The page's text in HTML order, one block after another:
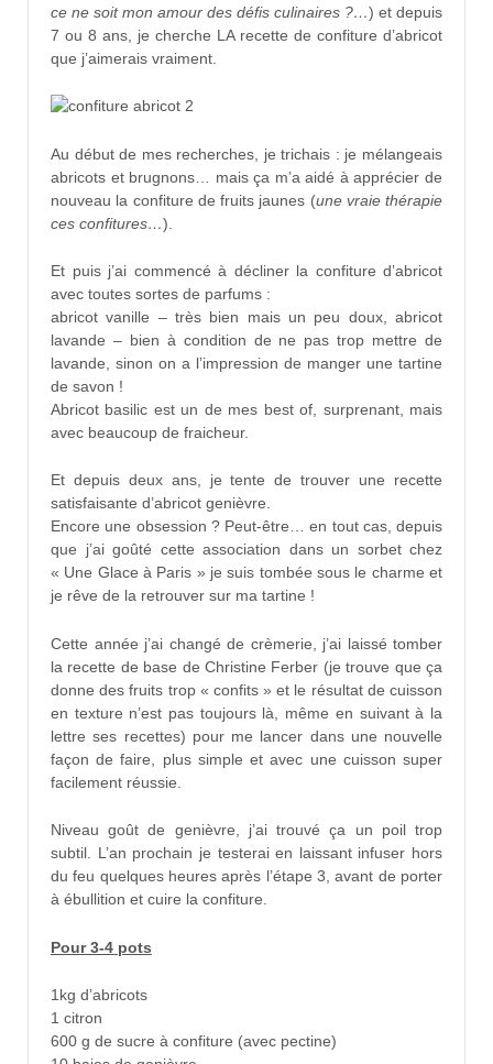
ce ne soit mon amour des défis culinaires ?…) et depuis
7 ou 8 ans, je cherche LA recette de confiture d’abricot
que j’aimerais vraiment.
Au début de mes recherches, je trichais : je mélangeais
abricots et brugnons… mais ça m’a aidé à apprécier de
nouveau la confiture de fruits jaunes (une vraie thérapie
ces confitures…).
Et puis j’ai commencé à décliner la confiture d’abricot
avec toutes sortes de parfums :
abricot vanille – très bien mais un peu doux, abricot
lavande – bien à condition de ne pas trop mettre de
lavande, sinon on a l’impression de manger une tartine
de savon !
Abricot basilic est un de mes best of, surprenant, mais
avec beaucoup de fraicheur.
Et depuis deux ans, je tente de trouver une recette
satisfaisante d’abricot genièvre.
Encore une obsession ? Peut-être… en tout cas, depuis
que j’ai goûté cette association dans un sorbet chez
« Une Glace à Paris » je suis tombée sous le charme et
je rêve de la retrouver sur ma tartine !
Cette année j’ai changé de crèmerie, j’ai laissé tomber
la recette de base de Christine Ferber (je trouve que ça
donne des fruits trop « confits » et le résultat de cuisson
en texture n’est pas toujours là, même en suivant à la
lettre ses recettes) pour me lancer dans une nouvelle
façon de faire, plus simple et avec une cuisson super
facilement réussie.
Niveau goût de genièvre, j’ai trouvé ça un poil trop
subtil. L’an prochain je testerai en laissant infuser hors
du feu quelques heures après l’étape 3, avant de porter
à ébullition et cuire la confiture.
Pour 3-4 pots
1kg d’abricots
1 citron
600 g de sucre à confiture (avec pectine)